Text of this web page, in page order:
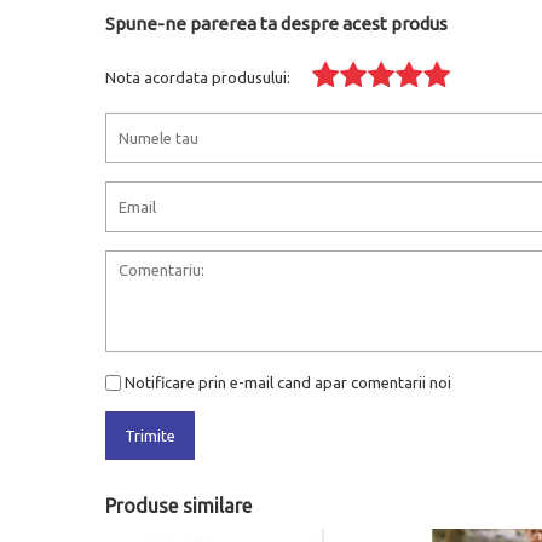
Spune-ne parerea ta despre acest produs
Nota acordata produsului:
Notificare prin e-mail cand apar comentarii noi
Trimite
Produse similare